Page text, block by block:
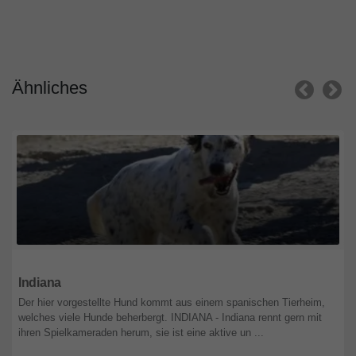
Ähnliches
Indiana
Der hier vorgestellte Hund kommt aus einem spanischen Tierheim,
welches viele Hunde beherbergt. INDIANA - Indiana rennt gern mit
ihren Spielkameraden herum, sie ist eine aktive un ...